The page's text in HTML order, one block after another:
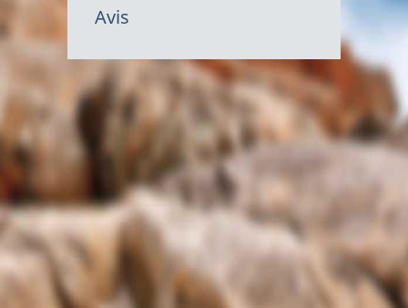
Avis
du
Canada